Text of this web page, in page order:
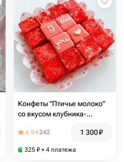
Конфеты "Птичье молоко"
со вкусом клубника-
4.94242 1 300₽
325 ₽ × 4 платежа